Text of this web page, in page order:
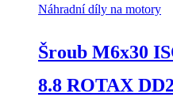
Náhradní díly na motory
Šroub M6x30
8.8 ROTAX DD2